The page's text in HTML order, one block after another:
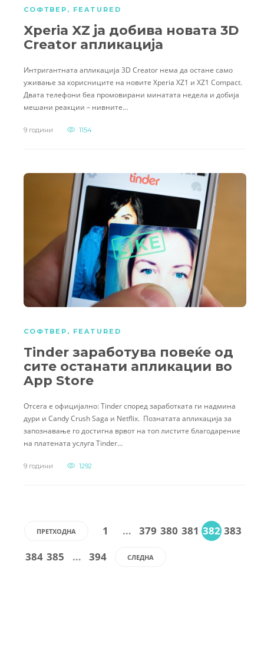
СОФТВЕР , FEATURED
Xperia XZ ја добива новата 3D
Creator апликација
Интригантната апликација 3D Creator нема да остане само
уживање за корисниците на новите Xperia XZ1 и XZ1 Compact.
Двата телефони беа промовирани минатата недела и добија
мешани реакции – нивните…
9 години 1154
СОФТВЕР , FEATURED
Tinder заработува повеќе од
сите останати апликации во
App Store
Отсега е официјално: Tinder според заработката ги надмина
дури и Candy Crush Saga и Netflix. Познатата апликација за
запознавање го достигна врвот на топ листите благодарение
на платената услуга Tinder…
9 години 1292
ПРЕТХОДНА 1 … 379 380 381 382 383
384 385 … 394 СЛЕДНА